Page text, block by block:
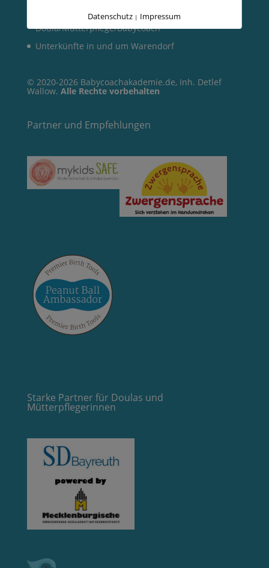
Infoboard Absolventen
Doula/Mütterpflege/Babycoach
Unterkünfte in und um Warendorf
© 2020-2026 Babycoachakademie.de, Inh. Detlef
Wallow. Alle Rechte vorbehalten
Partner und Empfehlungen
Starke Partner für Doulas und
Mütterpflegerinnen
Datenschutz | Impressum